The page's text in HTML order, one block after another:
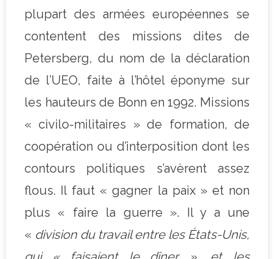
plupart des armées européennes se
contentent des missions dites de
Petersberg, du nom de la déclaration
de l’UEO, faite à l’hôtel éponyme sur
les hauteurs de Bonn en 1992. Missions
« civilo-militaires » de formation, de
coopération ou d’interposition dont les
contours politiques s’avèrent assez
flous. Il faut « gagner la paix » et non
plus « faire la guerre ». Il y a une
« division du travail entre les États-Unis,